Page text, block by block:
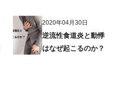
2020年04月30日
逆流性食道炎と動悸
はなぜ起こるのか？